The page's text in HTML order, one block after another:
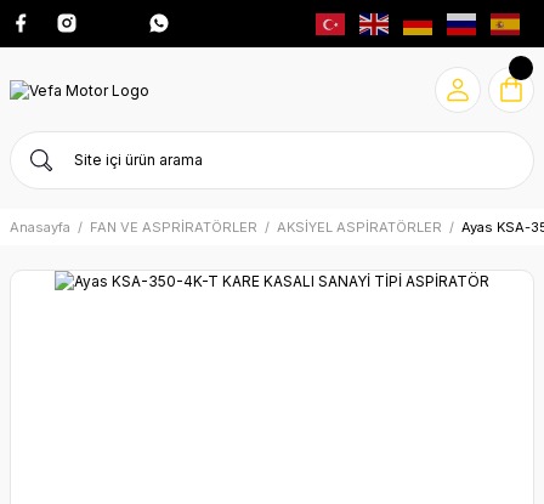
Anasayfa FAN VE ASPRİRATÖRLER AKSİYEL ASPİRATÖRLER Ayas KSA-